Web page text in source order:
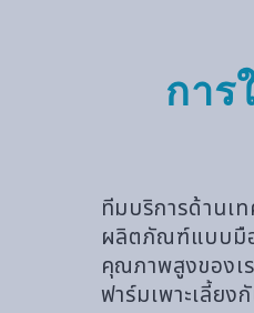
การ
ทีมบริการด้านเ
ผลิตภัณฑ์แบบมือ
คุณภาพสูงของเ
ฟาร์มเพาะเลี้ย